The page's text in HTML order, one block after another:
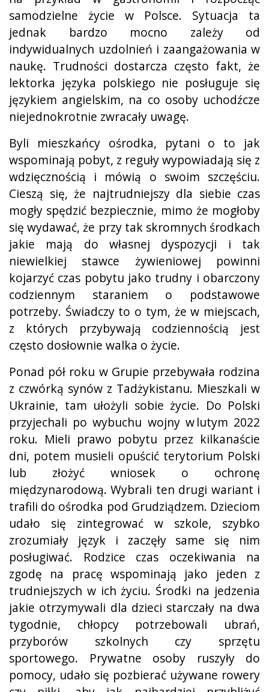
samodzielne życie w Polsce. Sytuacja ta
jednak bardzo mocno zależy od
indywidualnych uzdolnień i zaangażowania w
naukę. Trudności dostarcza często fakt, że
lektorka języka polskiego nie posługuje się
językiem angielskim, na co osoby uchodźcze
niejednokrotnie zwracały uwagę.
Byli mieszkańcy ośrodka, pytani o to jak
wspominają pobyt, z reguły wypowiadają się z
wdzięcznością i mówią o swoim szczęściu.
Cieszą się, że najtrudniejszy dla siebie czas
mogły spędzić bezpiecznie, mimo że mogłoby
się wydawać, że przy tak skromnych środkach
jakie mają do własnej dyspozycji i tak
niewielkiej stawce żywieniowej powinni
kojarzyć czas pobytu jako trudny i obarczony
codziennym staraniem o podstawowe
potrzeby. Świadczy to o tym, że w miejscach,
z których przybywają codziennością jest
często dosłownie walka o życie.
Ponad pół roku w Grupie przebywała rodzina
z czwórką synów z Tadżykistanu. Mieszkali w
Ukrainie, tam ułożyli sobie życie. Do Polski
przyjechali po wybuchu wojny w lutym 2022
roku. Mieli prawo pobytu przez kilkanaście
dni, potem musieli opuścić terytorium Polski
lub złożyć wniosek o ochronę
międzynarodową. Wybrali ten drugi wariant i
trafili do ośrodka pod Grudziądzem. Dzieciom
udało się zintegrować w szkole, szybko
zrozumiały język i zaczęły same się nim
posługiwać. Rodzice czas oczekiwania na
zgodę na pracę wspominają jako jeden z
trudniejszych w ich życiu. Środki na jedzenia
jakie otrzymywali dla dzieci starczały na dwa
tygodnie, chłopcy potrzebowali ubrań,
przyborów szkolnych czy sprzętu
sportowego. Prywatne osoby ruszyły do
pomocy, udało się pozbierać używane rowery